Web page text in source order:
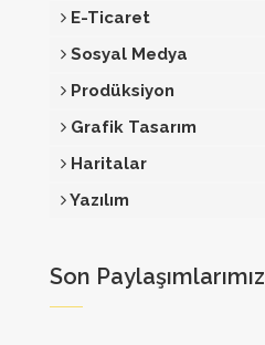
E-Ticaret
Sosyal Medya
Prodüksiyon
Grafik Tasarım
Haritalar
Yazılım
Son Paylaşımlarımız